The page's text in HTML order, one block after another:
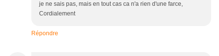
je ne sais pas, mais en tout cas ca n'a rien d'une farce,
Cordialement
Répondre